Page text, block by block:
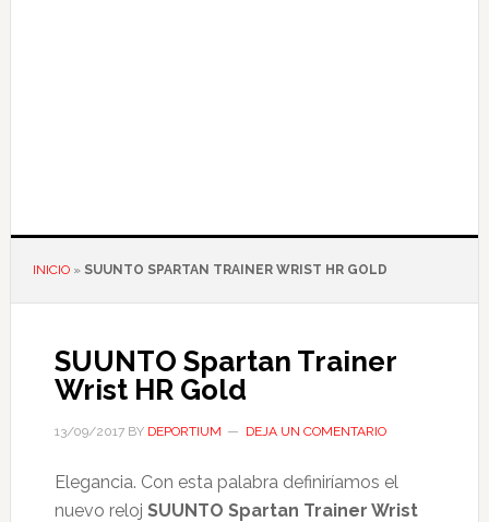
INICIO» SUUNTO SPARTAN TRAINER WRIST HR GOLD
SUUNTO Spartan Trainer
Wrist HR Gold
13/09/2017BY DEPORTIUM DEJA UN COMENTARIO
Elegancia. Con esta palabra definiríamos el
nuevo reloj SUUNTO Spartan Trainer Wrist